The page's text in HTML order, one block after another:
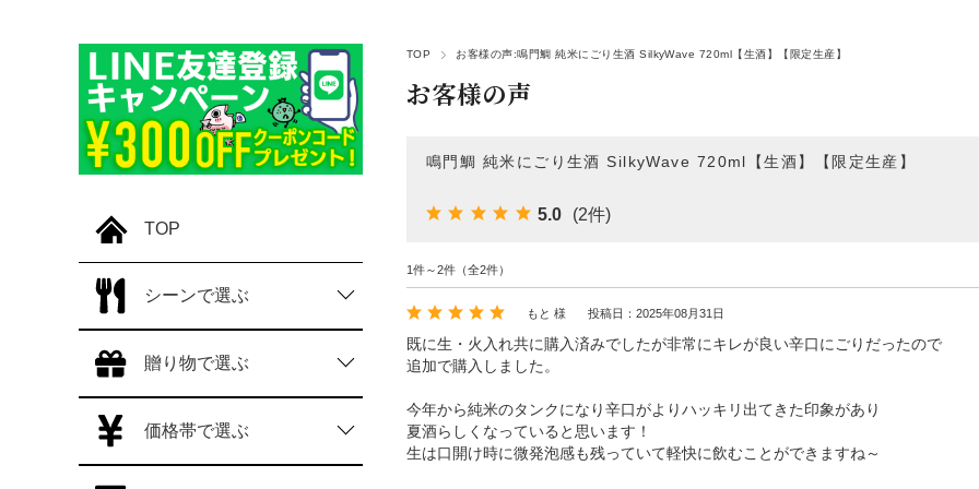
TOP お客様の声:鳴門鯛 純米にごり生酒 SilkyWave 720ml【生酒】【限定生産】
お客様の声
鳴門鯛 純米にごり生酒 SilkyWave 720ml【生酒】【限定生産】
5.0 (2件)
1件～2件（全2件）
もと 様 投稿日：2025年08月31日
既に生・火入れ共に購入済みでしたが非常にキレが良い辛口にごりだったので
追加で購入しました。
今年から純米のタンクになり辛口がよりハッキリ出てきた印象があり
夏酒らしくなっていると思います！
生は口開け時に微発泡感も残っていて軽快に飲むことができますね～
TOP
シーンで選ぶ
贈り物で選ぶ
価格帯で選ぶ